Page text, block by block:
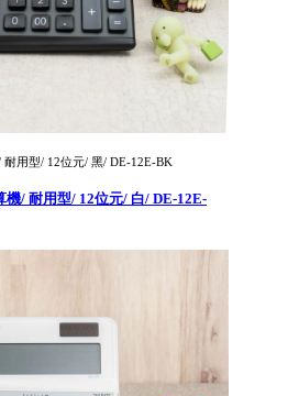
耐用型/ 12位元/ 黑/ DE-12E-BK
機/ 耐用型/ 12位元/ 白/ DE-12E-